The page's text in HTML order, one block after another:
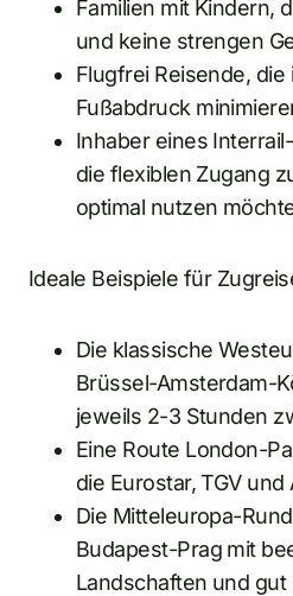
Familien mit Kindern,
und keine strengen
Flugfrei Reisende, die
Fußabdruck
Inhaber eines
die flexiblen Zugang
optimal nutzen
Ideale Beispiele für
Die klassische
Brüssel-Amsterdam-
jeweils 2-3 Stunden
Eine Route London-
die Eurostar, TGV und
Die Mitteleuropa-
Budapest-Prag mit
Landschaften und gut